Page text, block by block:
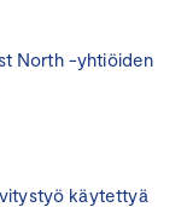
North -yhtiöiden
käytettyä